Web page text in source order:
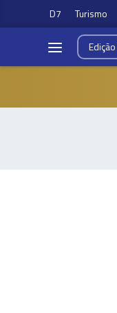
D7 Turismo
Edição